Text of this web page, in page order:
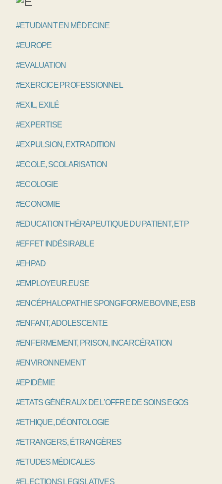
#ETUDIANT EN MÉDECINE
#EUROPE
#EVALUATION
#EXERCICE PROFESSIONNEL
#EXIL, EXILÉ
#EXPERTISE
#EXPULSION, EXTRADITION
#ECOLE, SCOLARISATION
#ECOLOGIE
#ECONOMIE
#EDUCATION THÉRAPEUTIQUE DU PATIENT, ETP
#EFFET INDÉSIRABLE
#EHPAD
#EMPLOYEUR.EUSE
#ENCÉPHALOPATHIE SPONGIFORME BOVINE, ESB
#ENFANT, ADOLESCENT.E
#ENFERMEMENT, PRISON, INCARCÉRATION
#ENVIRONNEMENT
#EPIDÉMIE
#ETATS GÉNÉRAUX DE L’OFFRE DE SOINS EGOS
#ETHIQUE, DÉONTOLOGIE
#ETRANGERS, ÉTRANGÈRES
#ETUDES MÉDICALES
#ELECTIONS LEGISLATIVES